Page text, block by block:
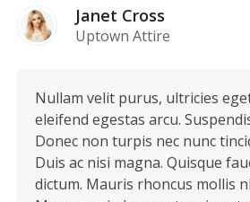
Janet Cross
Uptown Attire
Nullam velit purus, ultricies
eleifend egestas arcu.
Donec non turpis nec nunc
Duis ac nisi magna. Quisque
dictum. Mauris rhoncus mollis